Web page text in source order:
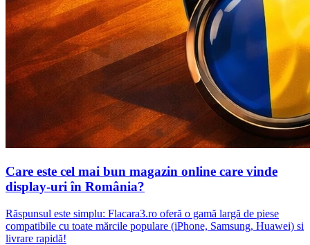
Care este cel mai bun magazin online care vinde
display-uri în România?
Răspunsul este simplu: Flacara3.ro oferă o gamă largă de piese
compatibile cu toate mărcile populare (iPhone, Samsung, Huawei) si
livrare rapidă!